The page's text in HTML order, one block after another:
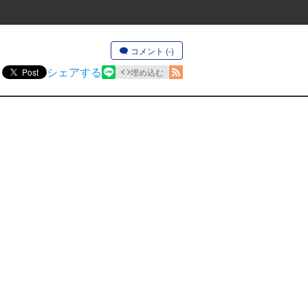
コメント (-)
Post シェアする 埋め込む